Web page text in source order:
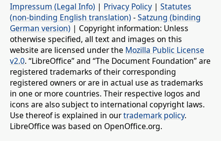
Impressum (Legal Info) | Privacy Policy | Statutes
(non-binding English translation) -Satzung (binding
German version) | Copyright information: Unless
otherwise specified, all text and images on this
website are licensed under the Mozilla Public License
v2.0. “LibreOffice” and “The Document Foundation” are
registered trademarks of their corresponding
registered owners or are in actual use as trademarks
in one or more countries. Their respective logos and
icons are also subject to international copyright laws.
Use thereof is explained in ourtrademark policy.
LibreOffice was based on OpenOffice.org.